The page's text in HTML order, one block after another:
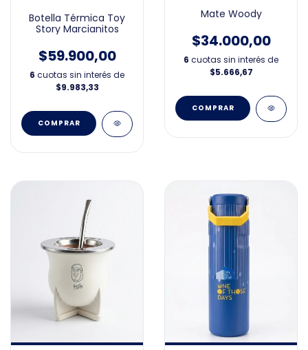
Botella Térmica Toy
Story Marcianitos
$59.900,00
6 cuotas sin interés de
$9.983,33
Mate Woody
$34.000,00
6 cuotas sin interés de
$5.666,67